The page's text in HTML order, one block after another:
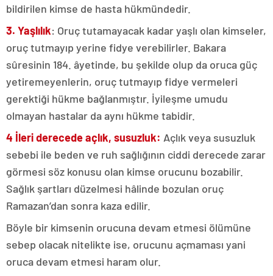
bildirilen kimse de hasta hükmündedir.
3. Yaşlılık: Oruç tutamayacak kadar yaşlı olan kimseler,
oruç tutmayıp yerine fidye verebilirler. Bakara
sûresinin 184. âyetinde, bu şekilde olup da oruca güç
yetiremeyenlerin, oruç tutmayıp fidye vermeleri
gerektiği hükme bağlanmıştır. İyileşme umudu
olmayan hastalar da aynı hükme tabidir.
4 İleri derecede açlık, susuzluk: Açlık veya susuzluk
sebebi ile beden ve ruh sağlığının ciddi derecede zarar
görmesi söz konusu olan kimse orucunu bozabilir.
Sağlık şartları düzelmesi hâlinde bozulan oruç
Ramazan’dan sonra kaza edilir.
Böyle bir kimsenin orucuna devam etmesi ölümüne
sebep olacak nitelikte ise, orucunu açmaması yani
oruca devam etmesi haram olur.